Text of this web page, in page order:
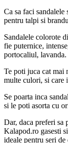
Ca sa faci
pentru talpi si
Sandalele colorote
fie puternice,
portocaliul, lavanda.
Te poti juca cat mai
multe culori, si care
Se poarta inca
si le poti asorta cu
Dar, daca preferi sa
Kalapod.ro gasesti
ideale pentru seri